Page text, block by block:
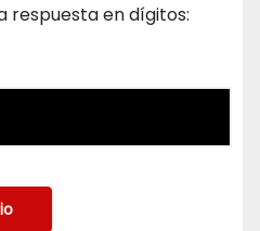
respuesta en dígitos: